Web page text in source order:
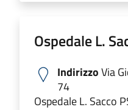
Ospedale L.
IndirizzoVia
74
Ospedale L. Sacco